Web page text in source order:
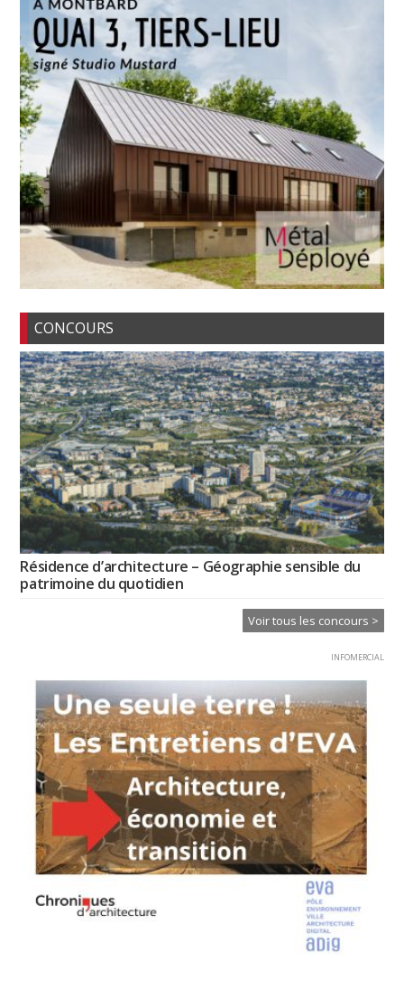
CONCOURS
Résidence d’architecture – Géographie sensible du
patrimoine du quotidien
Voir tous les concours >
INFOMERCIAL